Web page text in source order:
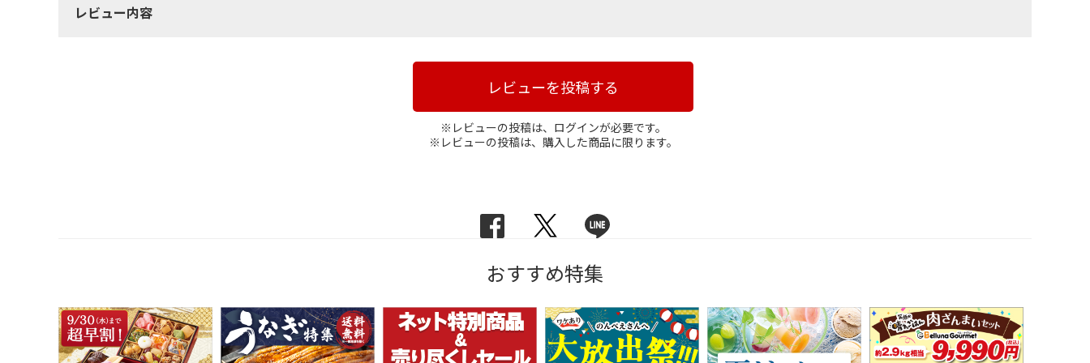
レビュー内容
レビューを投稿する
※レビューの投稿は、ログインが必要です。
※レビューの投稿は、購入した商品に限ります。
おすすめ特集